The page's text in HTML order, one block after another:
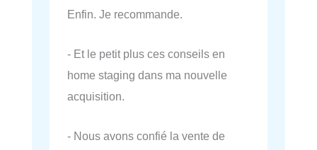
Enfin. Je recommande.
- Et le petit plus ces conseils en
home staging dans ma nouvelle
acquisition.
- Nous avons confié la vente de